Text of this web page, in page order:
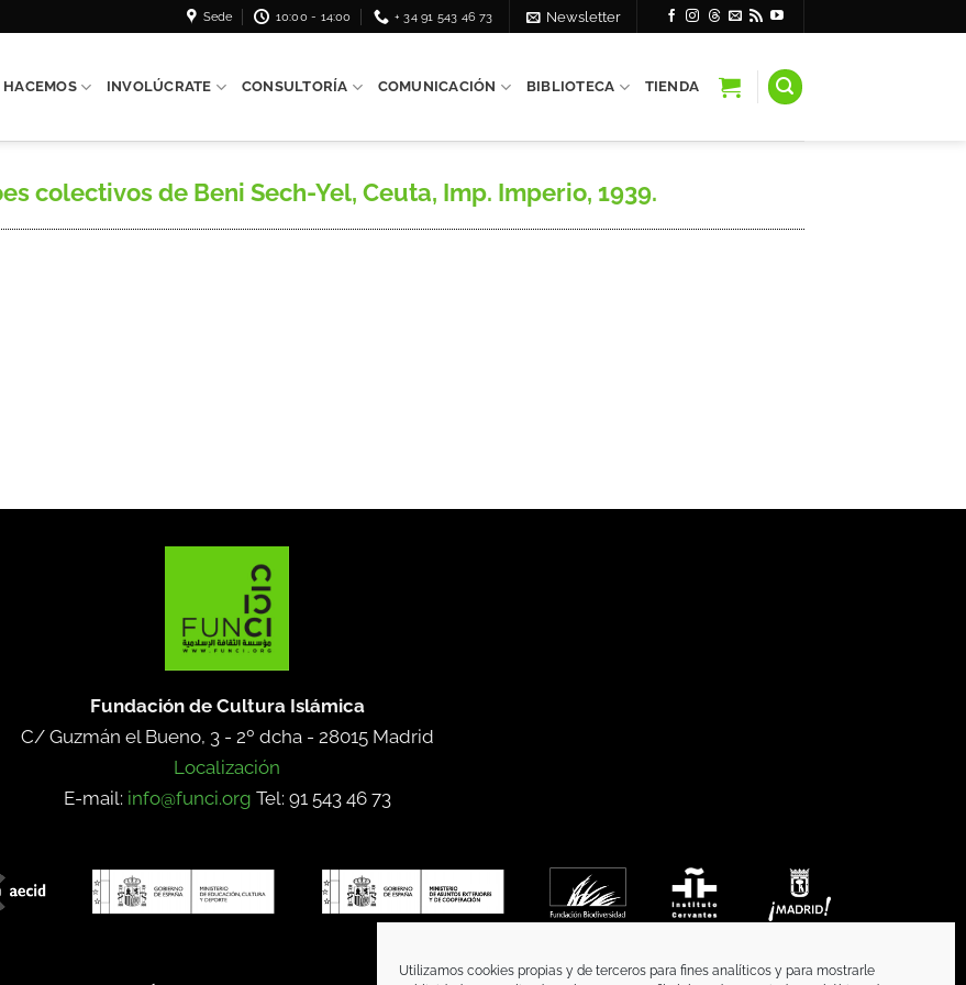
Utilizamos cookies propias y de terceros para fines analíticos y para mostrarle
Sede 10:00 - 14:00 + 34 91 543 46 73 Newsletter
HACEMOS INVOLÚCRATE CONSULTORÍA COMUNICACIÓN BIBLIOTECA TIENDA
colectivos de Beni Sech-Yel, Ceuta, Imp. Imperio, 1939.
Fundación de Cultura Islámica
C/ Guzmán el Bueno, 3 - 2º dcha - 28015 Madrid
Localización
E-mail: info@funci.org Tel: 91 543 46 73